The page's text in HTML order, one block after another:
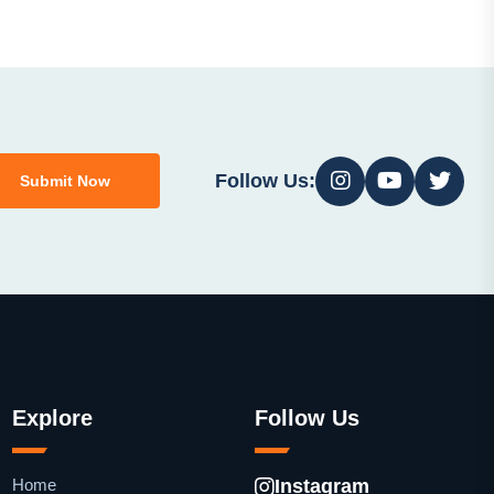
Submit Now Follow Us:
Explore
Home
Follow Us
Instagram